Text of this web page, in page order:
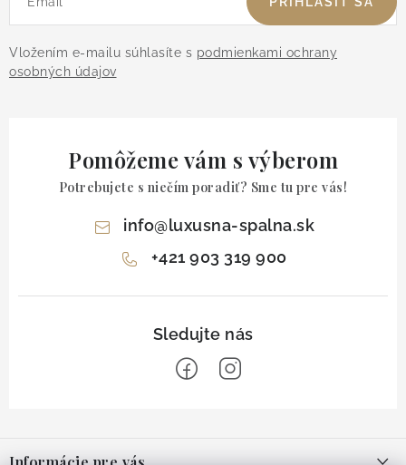
Vložením e-mailu súhlasíte s podmienkami ochrany
osobných údajov
Pomôžeme vám s výberom
Potrebujete s niečím poradiť? Sme tu pre vás!
info@luxusna-spalna.sk
+421 903 319 900